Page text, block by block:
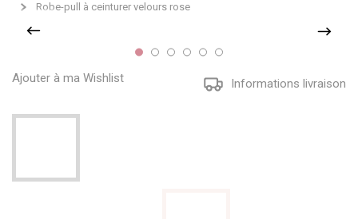
Robe-pull à ceinturer velours rose
Ajouter à ma Wishlist Informations livraison